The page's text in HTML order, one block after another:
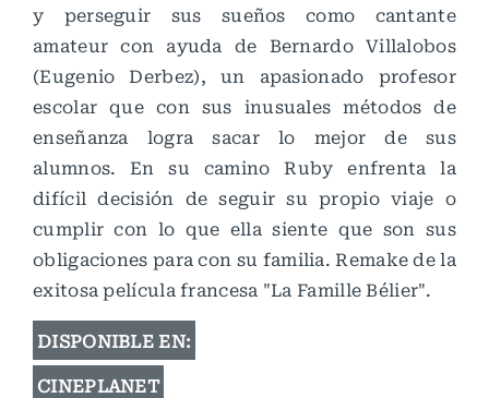
y perseguir sus sueños como cantante
amateur con ayuda de Bernardo Villalobos
(Eugenio Derbez), un apasionado profesor
escolar que con sus inusuales métodos de
enseñanza logra sacar lo mejor de sus
alumnos. En su camino Ruby enfrenta la
difícil decisión de seguir su propio viaje o
cumplir con lo que ella siente que son sus
obligaciones para con su familia. Remake de la
exitosa película francesa "La Famille Bélier".
DISPONIBLE EN:
CINEPLANET